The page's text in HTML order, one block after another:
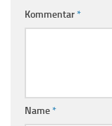
Kommentar*
Name*